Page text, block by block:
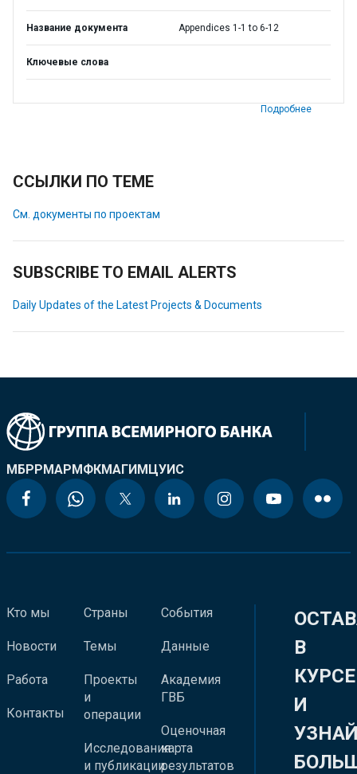
Название документа Appendices 1-1 to 6-12
Ключевые слова
Подробнее
ССЫЛКИ ПО ТЕМЕ
См. документы по проектам
SUBSCRIBE TO EMAIL ALERTS
Daily Updates of the Latest Projects & Documents
МБРРМАРМФКМАГИМЦУИС
Кто мы
Новости
Работа
Контакты
Страны
Темы
Проекты
и
операции
Исследования
и публикации
События
Данные
Академия
ГВБ
Оценочная
карта
результатов
В
КУРСЕ
И